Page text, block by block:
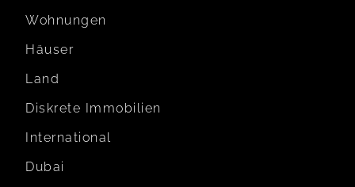
Wohnungen
Häuser
Land
Diskrete Immobilien
International
Dubai